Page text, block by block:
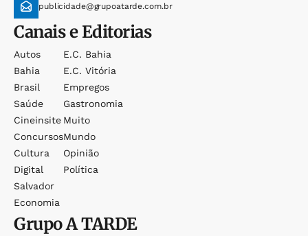
publicidade@grupoatarde.com.br
Canais e Editorias
Autos
Bahia
Brasil
Saúde
Cineinsite
Concursos
Cultura
Digital
Salvador
Economia
E.c. Bahia
E.c. Vitória
Empregos
Gastronomia
Muito
Mundo
Opinião
Política
GrupoA TARDE